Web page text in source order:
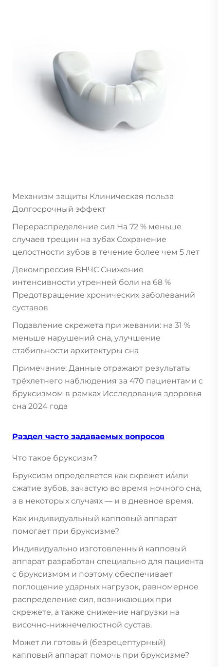
Механизм защиты Клиническая польза
Долгосрочный эффект
Перераспределение сил На 72 % меньше
случаев трещин на зубах Сохранение
целостности зубов в течение более чем 5 лет
Декомпрессия ВНЧС Снижение
интенсивности утренней боли на 68 %
Предотвращение хронических заболеваний
суставов
Подавление скрежета при жевании: на 31 %
меньше нарушений сна, улучшение
стабильности архитектуры сна
Примечание: Данные отражают результаты
трёхлетнего наблюдения за 470 пациентами с
бруксизмом в рамках Исследования здоровья
сна 2024 года
Раздел часто задаваемых вопросов
Что такое бруксизм?
Бруксизм определяется как скрежет и/или
сжатие зубов, зачастую во время ночного сна,
а в некоторых случаях — и в дневное время.
Как индивидуальный капповый аппарат
помогает при бруксизме?
Индивидуально изготовленный капповый
аппарат разработан специально для пациента
с бруксизмом и поэтому обеспечивает
поглощение ударных нагрузок, равномерное
распределение сил, возникающих при
скрежете, а также снижение нагрузки на
височно-нижнечелюстной сустав.
Может ли готовый (безрецептурный)
капповый аппарат помочь при бруксизме?